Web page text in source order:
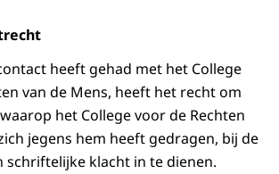
heeft gehad met het College
van de Mens, heeft het recht om
het College voor de Rechten
jegens hem heeft gedragen, bij de
schriftelijke klacht in te dienen.